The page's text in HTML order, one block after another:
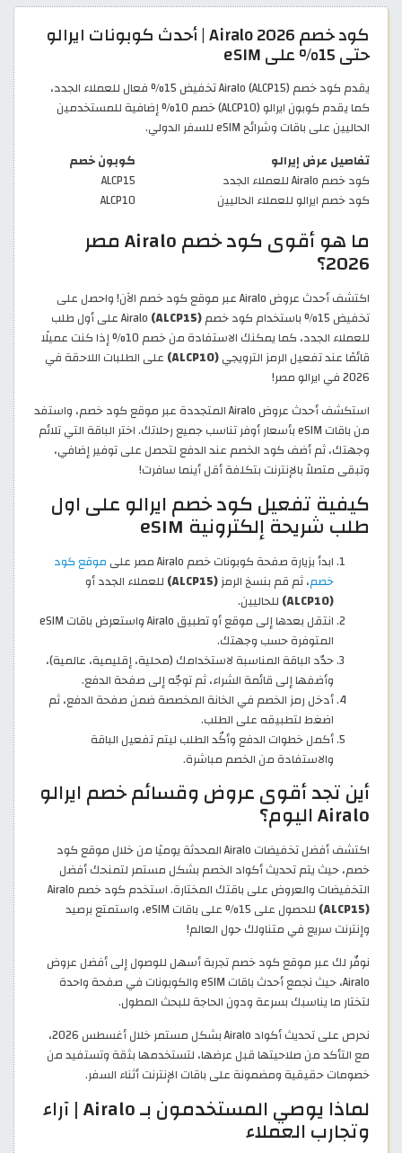
كود خصم Airalo 2026 | أحدث كوبونات ايرالو
حتى 15% على eSIM
يقدم كود خصم Airalo (ALCP15) تخفيض 15% فعال للعملاء الجدد،
كما يقدم كوبون ايرالو (ALCP10) خصم 10% إضافية للمستخدمين
الحاليين على باقات وشرائح eSIM للسفر الدولي.
تفاصيل عرض إيرالو
كوبون خصم
كود خصم Airalo للعملاء الجدد
ALCP15
كود خصم ايرالو للعملاء الحاليين
ALCP10
ما هو أقوى كود خصم Airalo مصر
2026؟
اكتشف أحدث عروض Airalo عبر موقع كود خصم الآن! واحصل على
تخفيض 15% باستخدام كود خصم Airalo
(ALCP15)
على أول طلب
للعملاء الجدد، كما يمكنك الاستفادة من خصم 10% إذا كنت عميلًا
قائمًا عند تفعيل الرمز الترويجي(ALCP10)
على الطلبات اللاحقة في
2026 في ايرالو مصر!
استكشف أحدث عروض Airalo المتجددة عبر موقع كود خصم، واستفد
من باقات eSIM بأسعار أوفر تناسب جميع رحلاتك. اختر الباقة التي تلائم
وجهتك، ثم أضف كود الخصم عند الدفع لتحصل على توفير إضافي،
وتبقى متصلاً بالإنترنت بتكلفة أقل أينما سافرت!
كيفية تفعيل كود خصم ايرالو على اول
طلب شريحة إلكترونية eSIM
ابدأ بزيارة صفحة كوبونات خصم Airalo مصر على
موقع كود
خصم، ثم قم بنسخ الرمز(ALCP15)
للعملاء الجدد أو
(ALCP10)
للحاليين.
انتقل بعدها إلى موقع أو تطبيق Airalo واستعرض باقات eSIM
المتوفرة حسب وجهتك.
حدّد الباقة المناسبة لاستخدامك (محلية، إقليمية، عالمية)،
وأضفها إلى قائمة الشراء، ثم توجّه إلى صفحة الدفع.
أدخل رمز الخصم في الخانة المخصصة ضمن صفحة الدفع، ثم
اضغط لتطبيقه على الطلب.
أكمل خطوات الدفع وأكّد الطلب ليتم تفعيل الباقة
والاستفادة من الخصم مباشرة.
أين تجد أقوى عروض وقسائم خصم ايرالو
Airalo اليوم؟
اكتشف أفضل تخفيضات Airalo المحدثة يوميًا من خلال موقع كود
خصم، حيث يتم تحديث أكواد الخصم بشكل مستمر لتمنحك أفضل
التخفيضات والعروض على باقتك المختارة. استخدم كود خصم Airalo
(ALCP15)
للحصول على 15% على باقات eSIM، واستمتع برصيد
وإنترنت سريع في متناولك حول العالم!
نوفّر لك عبر موقع كود خصم تجربة أسهل للوصول إلى أفضل عروض
Airalo، حيث نجمع أحدث باقات eSIM والكوبونات في صفحة واحدة
لتختار ما يناسبك بسرعة ودون الحاجة للبحث المطول.
نحرص على تحديث أكواد Airalo بشكل مستمر خلال أغسطس 2026،
مع التأكد من صلاحيتها قبل عرضها، لتستخدمها بثقة وتستفيد من
خصومات حقيقية ومضمونة على باقات الإنترنت أثناء السفر.
لماذا يوصي المستخدمون بـ Airalo | آراء
وتجارب العملاء